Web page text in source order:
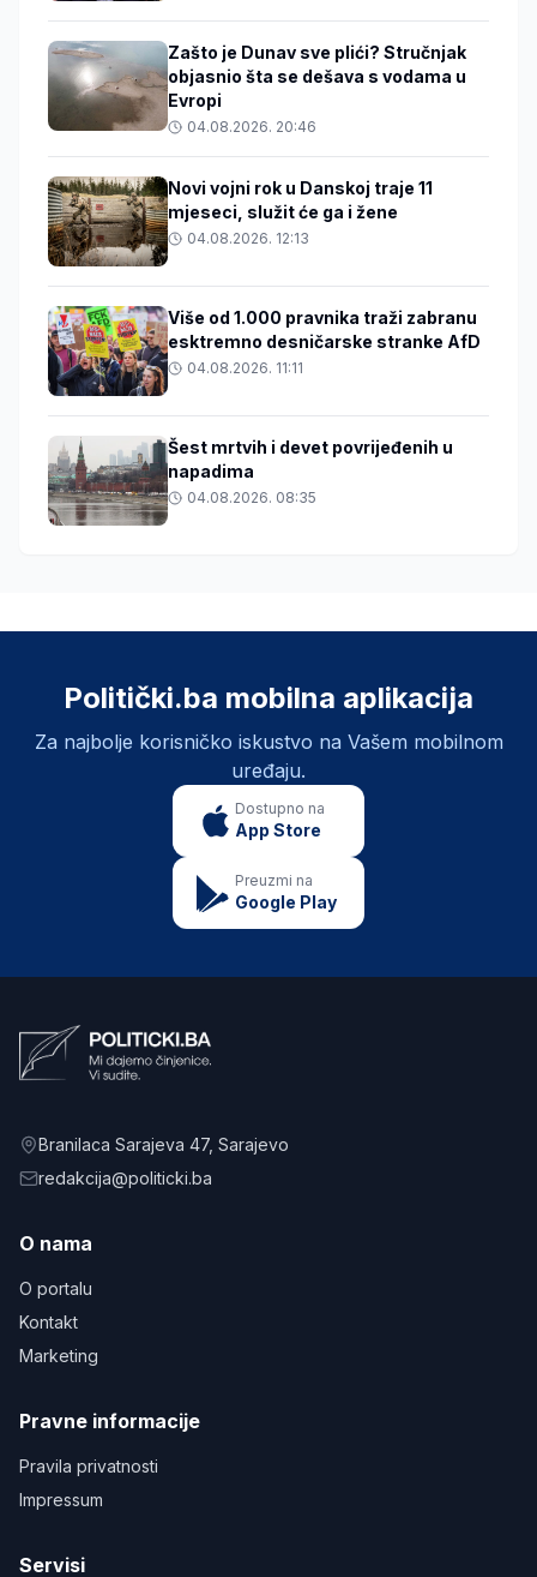
Zašto je Dunav sve plići? Stručnjak
objasnio šta se dešava s vodama u
Evropi
04.08.2026. 20:46
Novi vojni rok u Danskoj traje 11
mjeseci, služit će ga i žene
04.08.2026. 12:13
Više od 1.000 pravnika traži zabranu
esktremno desničarske stranke AfD
04.08.2026. 11:11
Šest mrtvih i devet povrijeđenih u
napadima
04.08.2026. 08:35
Politički.ba mobilna aplikacija
Za najbolje korisničko iskustvo na Vašem mobilnom
uređaju.
Dostupno na
App Store
Preuzmi na
Google Play
Branilaca Sarajeva 47, Sarajevo
redakcija@politicki.ba
O nama
O portalu
Kontakt
Marketing
Pravne informacije
Pravila privatnosti
Impressum
Servisi